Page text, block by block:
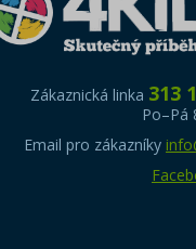
Zákaznická linka 313
Po–Pá
Email pro zákazníky